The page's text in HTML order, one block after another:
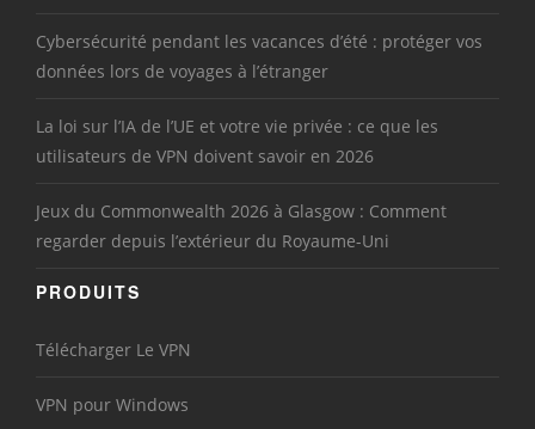
Cybersécurité pendant les vacances d’été : protéger vos
données lors de voyages à l’étranger
La loi sur l’IA de l’UE et votre vie privée : ce que les
utilisateurs de VPN doivent savoir en 2026
Jeux du Commonwealth 2026 à Glasgow : Comment
regarder depuis l’extérieur du Royaume-Uni
PRODUITS
Télécharger Le VPN
VPN pour Windows